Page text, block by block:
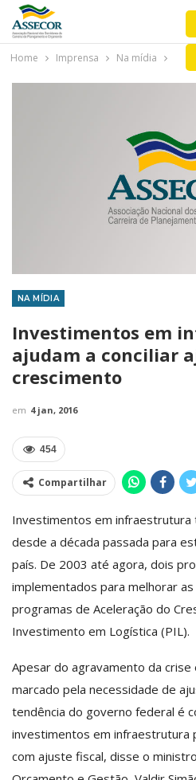
Home Imprensa Na mídia
NA MÍDIA
Investimentos em
ajudam a conciliar
crescimento
em 4 jan, 2016
454
Compartilhar
Investimentos em infraestrutura
desde a década passada para
país. De 2003 até agora, dois
implementados para melhorar
programas de Aceleração do
Investimento em Logística (PIL).
Apesar do agravamento da
marcado pela necessidade de
tendência do governo federal é
investimentos em infraestrutura
com ajuste fiscal, disse o